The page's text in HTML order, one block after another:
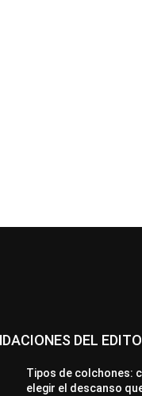
DEL
Tipos de colchones:
elegir el descanso